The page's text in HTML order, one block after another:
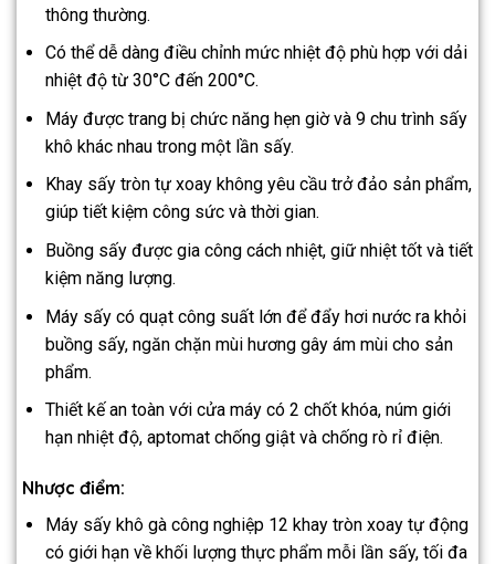
thông thường.
Có thể dễ dàng điều chỉnh mức nhiệt độ phù hợp với dải
nhiệt độ từ 30°C đến 200°C.
Máy được trang bị chức năng hẹn giờ và 9 chu trình sấy
khô khác nhau trong một lần sấy.
Khay sấy tròn tự xoay không yêu cầu trở đảo sản phẩm,
giúp tiết kiệm công sức và thời gian.
Buồng sấy được gia công cách nhiệt, giữ nhiệt tốt và tiết
kiệm năng lượng.
Máy sấy có quạt công suất lớn để đẩy hơi nước ra khỏi
buồng sấy, ngăn chặn mùi hương gây ám mùi cho sản
phẩm.
Thiết kế an toàn với cửa máy có 2 chốt khóa, núm giới
hạn nhiệt độ, aptomat chống giật và chống rò rỉ điện.
Nhược điểm:
Máy sấy khô gà công nghiệp 12 khay tròn xoay tự động
có giới hạn về khối lượng thực phẩm mỗi lần sấy, tối đa